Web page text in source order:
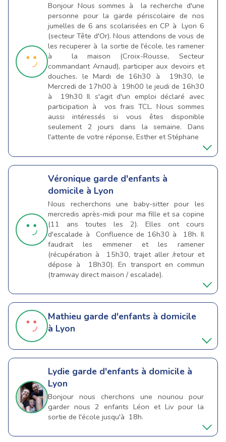
Bonjour Nous sommes à la recherche d'une
personne pour la garde périscolaire de nos
jumelles de 6 ans scolarisées en CP à Lyon 6
(secteur Tête d'Or). Nous attendons de vous de
les recuperer à la sortie de l'école, les ramener
à la maison (Croix-Rousse, Secteur
commandant Arnaud), participer aux devoirs et
douches. le Mardi de 16h30 à 19h30, le
Mercredi de 17h00 à 19h00 le jeudi de 16h30
à 19h30 Il s'agit d'un emploi déclaré avec
participation à vos frais TCL. Nous sommes
aussi intéressés si vous êtes disponible
seulement 2 jours dans la semaine. Dans
l'attente de votre réponse, Esther et Stéphane
Véronique garde d'enfants à
domicile à Lyon
Nous recherchons une baby-sitter pour les
mercredis après-midi pour ma fille et sa copine
(11 ans toutes les 2). Elles ont cours
d'escalade à Confluence de 16h30 à 18h. Il
faudrait les emmener et les ramener
(récupération à 15h30, trajet aller /retour et
dépose à 18h30). En transport en commun
(tramway direct maison / escalade).
Mathieu garde d'enfants à domicile
à Lyon
Lydie garde d'enfants à domicile à
Lyon
Bonjour nous cherchons une nounou pour
garder nous 2 enfants Léon et Liv pour la
sortie de l'école jusqu'à 18h.